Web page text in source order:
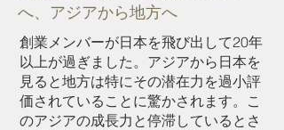
へ、アジアから地方へ
創業メンバーが日本を飛び出して20年
以上が過ぎました。アジアから日本を
見ると地方は特にその潜在力を過小評
価されていることに驚かされます。こ
のアジアの成長力と停滞しているとさ